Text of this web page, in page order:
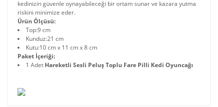
kedinizin güvenle oynayabileceği bir ortam sunar ve kazara yutma
riskini minimize eder.
Ürün Ölçüsü:
Top:9 cm
Kunduz:21 cm
Kutu:10 cm x 11 cm x 8 cm
Paket İçeriği:
1 Adet Hareketli Sesli Peluş Toplu Fare Pilli Kedi Oyuncağı